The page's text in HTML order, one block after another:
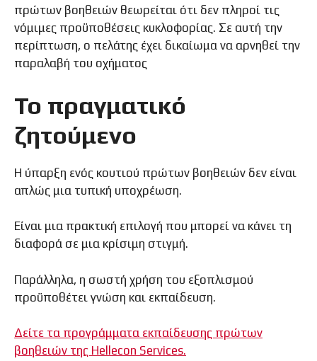
πρώτων βοηθειών θεωρείται ότι δεν πληροί τις
νόμιμες προϋποθέσεις κυκλοφορίας. Σε αυτή την
περίπτωση, ο πελάτης έχει δικαίωμα να αρνηθεί την
παραλαβή του οχήματος
Το πραγματικό
ζητούμενο
Η ύπαρξη ενός κουτιού πρώτων βοηθειών δεν είναι
απλώς μια τυπική υποχρέωση.
Είναι μια πρακτική επιλογή που μπορεί να κάνει τη
διαφορά σε μια κρίσιμη στιγμή.
Παράλληλα, η σωστή χρήση του εξοπλισμού
προϋποθέτει γνώση και εκπαίδευση.
Δείτε τα προγράμματα εκπαίδευσης πρώτων
βοηθειών της Hellecon Services.